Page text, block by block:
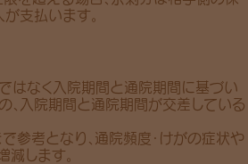
支払います。
はなく 入院期間と通院期間に基づい
、入院期間と通院期間が交差している
参考となり、通院頻度・けがの症状や
減します。